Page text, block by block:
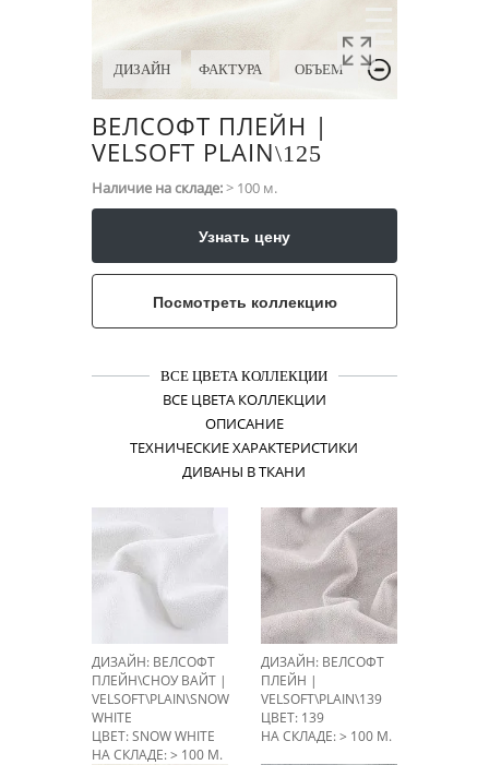
ДИЗАЙН ФАКТУРА ОБЪЕМ
ВЕЛСОФТ ПЛЕЙН |
VELSOFT PLAIN\​125
Наличие на складе:> 100 м.
Узнать цену
Посмотреть коллекцию
ВСЕ ЦВЕТА КОЛЛЕКЦИИ
ВСЕ ЦВЕТА КОЛЛЕКЦИИ
ОПИСАНИЕ
ТЕХНИЧЕСКИЕ ХАРАКТЕРИСТИКИ
ДИВАНЫ В ТКАНИ
ДИЗАЙН: ВЕЛСОФТ
ПЛЕЙН\СНОУ ВАЙТ |
VELSOFT\PLAIN\SNOW
WHITE
ЦВЕТ: SNOW WHITE
НА СКЛАДЕ: > 100 М.
ДИЗАЙН: ВЕЛСОФТ
ПЛЕЙН |
VELSOFT\PLAIN\139
ЦВЕТ: 139
НА СКЛАДЕ: > 100 М.